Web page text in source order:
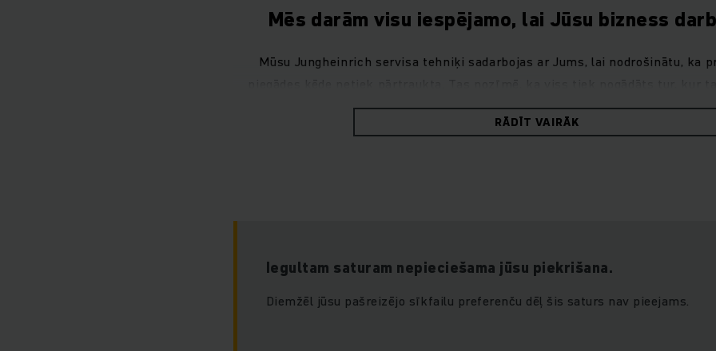
Mēs darām visu iespējamo, lai Jūsu bizness
Mūsu Jungheinrich servisa tehniķi sadarbojas ar Jums, lai nodrošinātu, ka
laikus un droši. Mūsu ekspertu komanda vienmēr ir gatava garantēt
drošību un elastīgumu sarežģītos apstākļos.
rezerves daļu piegādi visā pasaulē.
RĀDĪT VAIRĀK
Iegultam saturam nepieciešama jūsu piekrišana.
Diemžēl jūsu pašreizējo sīkfailu preferenču dēļ šis saturs nav pieejams.